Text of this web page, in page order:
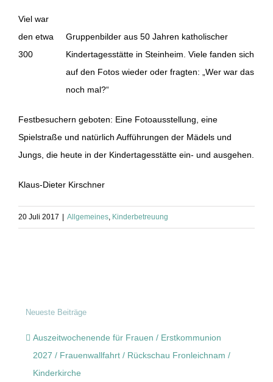
Gruppenbilder aus 50 Jahren katholischer
Kindertagesstätte in Steinheim. Viele fanden sich
auf den Fotos wieder oder fragten: „Wer war das
noch mal?“
Viel war
den etwa
300
Festbesuchern geboten: Eine Fotoausstellung, eine
Spielstraße und natürlich Aufführungen der Mädels und
Jungs, die heute in der Kindertagesstätte ein- und ausgehen.
Klaus-Dieter Kirschner
20 Juli 2017 Allgemeines, Kinderbetreuung
Neueste Beiträge
Auszeitwochenende für Frauen / Erstkommunion
2027 / Frauenwallfahrt / Rückschau Fronleichnam /
Kinderkirche